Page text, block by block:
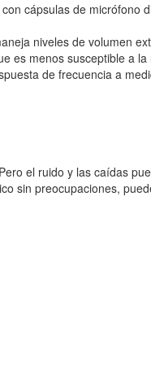
cápsulas de
niveles de volumen
es menos susceptible a
de frecuencia a
el ruido y las caídas
sin preocupaciones,